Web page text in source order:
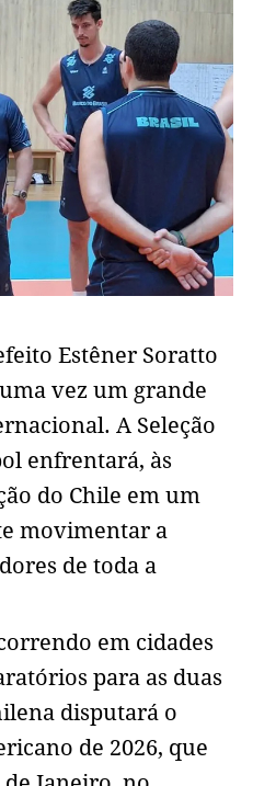
Estêner Soratto
vez um grande
A Seleção
enfrentará, às
do Chile em um
movimentar a
de toda a
em cidades
para as duas
disputará o
de 2026, que